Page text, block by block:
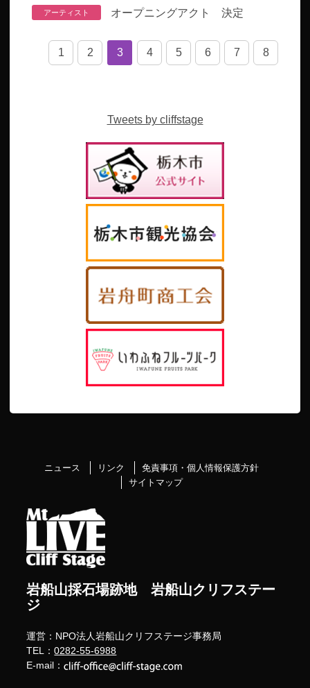
アーティスト オープニングアクト 決定
1 2 3 4 5 6 7 8
Tweets by cliffstage
ニュース リンク
免責事項・個人情報保護方針
サイトマップ
岩船山採石場跡地 岩船山クリフステー
ジ
運営：NPO法人岩船山クリフステージ事務局
TEL：0282-55-6988
E-mail：